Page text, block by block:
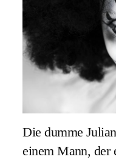
Die dumme
einem Mann, der